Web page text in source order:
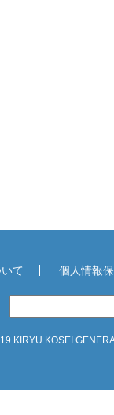
て 個人情報
KIRYU KOSEI